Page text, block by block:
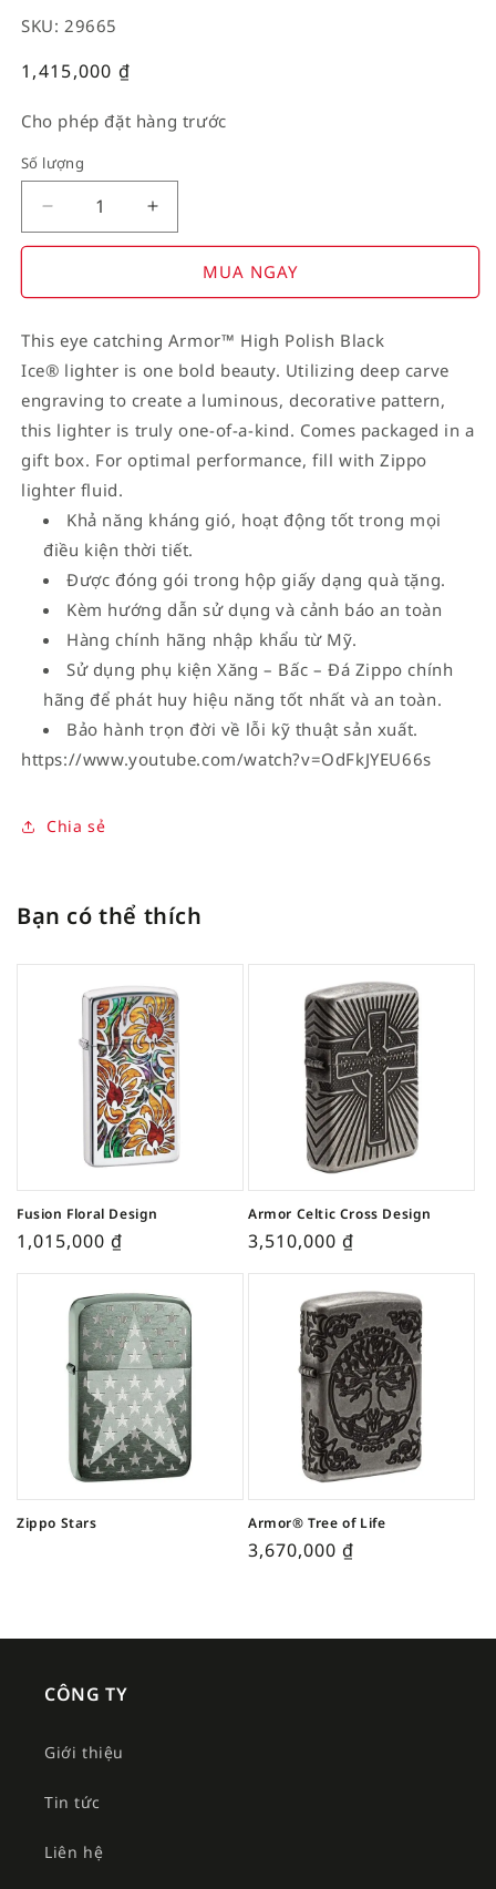
SKU: 29665
Giá
1,415,000₫
Cho phép đặt hàng trước
Số lượng
Decrease
quantity
American
on
Flag
Increase
quantity
American
on
Flag
MUA NGAY
This eye catching Armor™ High Polish Black
Ice® lighter is one bold beauty. Utilizing deep carve
engraving to create a luminous, decorative pattern,
this lighter is truly one-of-a-kind. Comes packaged in a
gift box. For optimal performance, fill with Zippo
lighter fluid.
Khả năng kháng gió, hoạt động tốt trong mọi
điều kiện thời tiết.
Được đóng gói trong hộp giấy dạng quà tặng.
Kèm hướng dẫn sử dụng và cảnh báo an toàn
Hàng chính hãng nhập khẩu từ Mỹ.
Sử dụng phụ kiện Xăng – Bấc – Đá Zippo chính
hãng để phát huy hiệu năng tốt nhất và an toàn.
Bảo hành trọn đời về lỗi kỹ thuật sản xuất.
https://www.youtube.com/watch?v=OdFkJYEU66s
Chia sẻ
Bạn có thể thích
Fusion Floral Design
1,015,000 ₫
Armor Celtic Cross Design
3,510,000 ₫
Zippo Stars Armor® Tree of Life
3,670,000 ₫
CÔNG TY
Giới thiệu
Tin tức
Liên hệ